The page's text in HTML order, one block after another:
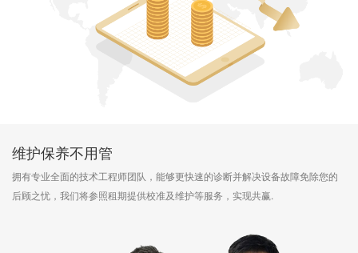
维护保养不用管
拥有专业全面的技术工程师团队，能够更快速的诊断并解决设备故障免除您的
后顾之忧，我们将参照租期提供校准及维护等服务，实现共赢.